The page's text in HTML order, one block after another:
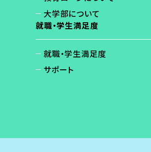
大学部について
就職・学生満足度
就職・学生満足度
サポート